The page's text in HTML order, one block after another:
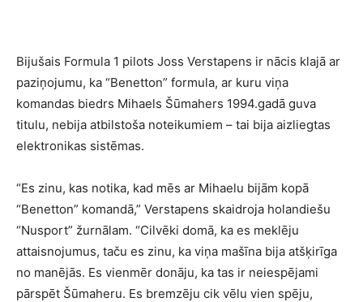
Bijušais Formula 1 pilots Joss Verstapens ir nācis klajā ar
paziņojumu, ka “Benetton” formula, ar kuru viņa
komandas biedrs Mihaels Šūmahers 1994.gadā guva
titulu, nebija atbilstoša noteikumiem – tai bija aizliegtas
elektronikas sistēmas.
“Es zinu, kas notika, kad mēs ar Mihaelu bijām kopā
“Benetton” komandā,” Verstapens skaidroja holandiešu
“Nusport” žurnālam. “Cilvēki domā, ka es meklēju
attaisnojumus, taču es zinu, ka viņa mašīna bija atšķirīga
no manējās. Es vienmēr donāju, ka tas ir neiespējami
pārspēt Šūmaheru. Es bremzēju cik vēlu vien spēju,